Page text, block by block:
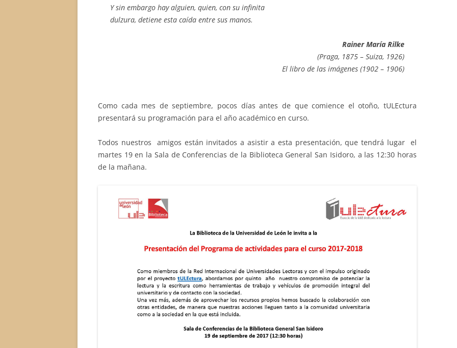
Y sin embargo hay alguien, quien, con su infinita
dulzura, detiene esta caída entre sus manos.
Rainer María Rilke
(Praga, 1875 – Suiza, 1926)
El libro de las imágenes (1902 – 1906)
Como cada mes de septiembre, pocos días antes de que comience el otoño, tULEctura
presentará su programación para el año académico en curso.
Todos nuestros amigos están invitados a asistir a esta presentación, que tendrá lugar el
martes 19 en la Sala de Conferencias de la Biblioteca General San Isidoro, a las 12:30 horas
de la mañana.